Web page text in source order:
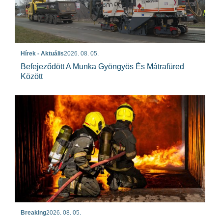
Hírek - Aktuális2026. 08. 05.
Befejeződött A Munka Gyöngyös És Mátrafüred
Között
Breaking2026. 08. 05.